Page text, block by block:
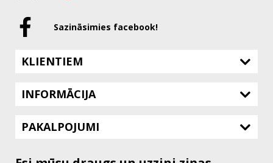
Sazināsimies facebook!
KLIENTIEM
INFORMĀCIJA
PAKALPOJUMI